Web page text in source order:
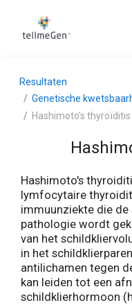
Resultaten
Genetische
Hashimoto's thyroïditis
Hashimoto's
lymfocytaire
immuunziekte die de
pathologie wordt
van het
in het
antilichamen tegen
kan leiden tot een
schildklierhormoon